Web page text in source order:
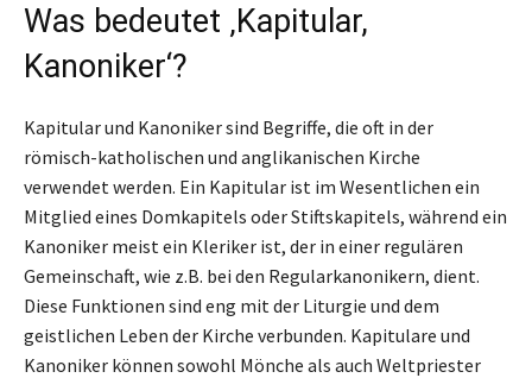
Was bedeutet ‚Kapitular,
Kanoniker‘?
Kapitular und Kanoniker sind Begriffe, die oft in der
römisch-katholischen und anglikanischen Kirche
verwendet werden. Ein Kapitular ist im Wesentlichen ein
Mitglied eines Domkapitels oder Stiftskapitels, während ein
Kanoniker meist ein Kleriker ist, der in einer regulären
Gemeinschaft, wie z.B. bei den Regularkanonikern, dient.
Diese Funktionen sind eng mit der Liturgie und dem
geistlichen Leben der Kirche verbunden. Kapitulare und
Kanoniker können sowohl Mönche als auch Weltpriester